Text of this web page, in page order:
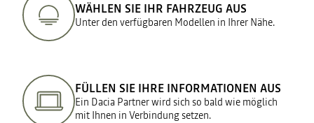
WÄHLEN SIE IHR FAHRZEUG AUS
Unter den verfügbaren Modellen in Ihrer Nähe.
FÜLLEN SIE IHRE INFORMATIONEN AUS
Ein Dacia Partner wird sich so bald wie möglich
mit Ihnen in Verbindung setzen.